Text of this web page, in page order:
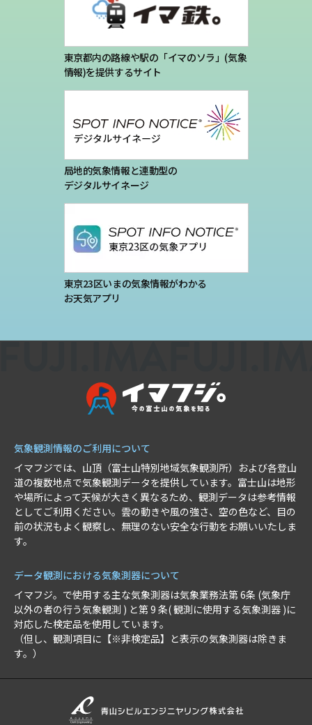
東京都内の路線や駅の「イマのソラ」(気象
情報)を提供するサイト
局地的気象情報と連動型の
デジタルサイネージ
東京23区いまの気象情報がわかる
お天気アプリ
気象観測情報のご利用について
イマフジでは、山頂（富士山特別地域気象観測所）および各登山
道の複数地点で気象観測データを提供しています。富士山は地形
や場所によって天候が大きく異なるため、観測データは参考情報
としてご利用ください。雲の動きや風の強さ、空の色など、目の
前の状況もよく観察し、無理のない安全な行動をお願いいたしま
す。
データ観測における気象測器について
イマフジ。で使用する主な気象測器は気象業務法第 6条 (気象庁
以外の者の行う気象観測 ) と第 9 条( 観測に使用する気象測器 )に
対応した検定品を使用しています。
（但し、観測項目に【※非検定品】と表示の気象測器は除きま
す。）